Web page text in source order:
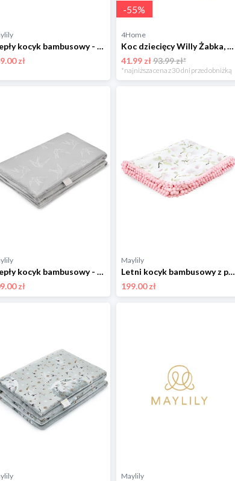
Ciepły kocyk bambusowy - Wilkiway - srebrny 75x100 cm
zł
-55%
4Home
Koc dziecięcy Willy Żabka, 85 x 100 cm BabyMatex
41.99 zł93.99 zł*
*najniższa cena z 30 dni przed obniżką
Ciepły kocyk bambusowy - Jaskółki - srebrny 110x150 cm
zł
Maylily
Letni kocyk bambusowy z pomponikami - Rozkwitajki 100x120 cm
199.00 zł
Maylily